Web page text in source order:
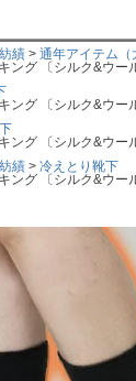
績
通年アイテム（
ング 〔シルク&ウー
ング 〔シルク&ウー
ング 〔シルク&ウー
績
冷えとり靴下
ング 〔シルク&ウー